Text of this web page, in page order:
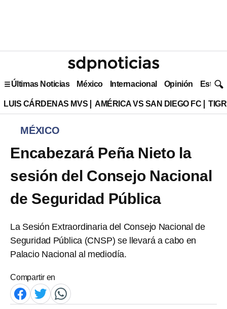
Últimas Noticias México Internacional Opinión Estilo
LUIS CÁRDENAS MVS AMÉRICA VS SAN DIEGO FC
MÉXICO
Encabezará Peña Nieto la
sesión del Consejo Nacional
de Seguridad Pública
La Sesión Extraordinaria del Consejo Nacional de
Seguridad Pública (CNSP) se llevará a cabo en
Palacio Nacional al mediodía.
Compartir en